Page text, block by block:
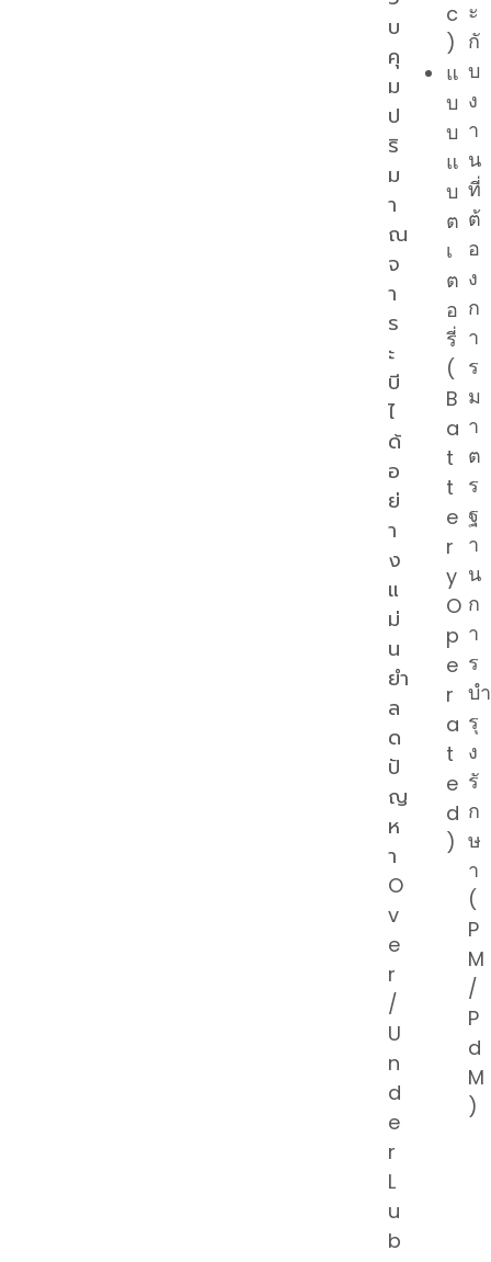
บ
คุ
ม
ป
ริ
ม
า
ณ
จ
า
ร
ะ
บี
ไ
ด้
อ
ย่
า
ง
แ
ม่
น
ยำ
ล
ด
ปั
ญ
ห
า
O
v
e
r
/
U
n
d
e
r
L
u
b
c
)
แ
บ
บ
แ
บ
ต
เ
ต
อ
รี่
(
B
a
t
t
e
r
y
O
p
e
r
a
t
e
d
)
ะ
กั
บ
ง
า
น
ที่
ต้
อ
ง
ก
า
ร
ม
า
ต
ร
ฐ
า
น
ก
า
ร
บำ
รุ
ง
รั
ก
ษ
า
(
P
M
/
P
d
M
)